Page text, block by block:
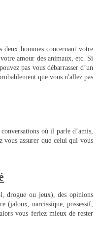
deux hommes concernant votre
amour des animaux, etc. Si
pas vous débarrasser d’un
que vous n'allez pas
où il parle d’amis,
assurer que celui qui vous
drogue ou jeux), des opinions
(jaloux, narcissique, possessif,
vous feriez mieux de rester